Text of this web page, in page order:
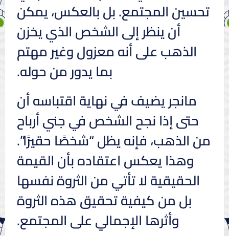
تحسين المجتمع. بل بالعكس، يمكن
أن ينظر إلى الشخص الذي يخزن
الذهب على أنه معزول وغير مهتم
بما يدور من حوله.
مانجر يضيف في نهاية اقتباسه أن
حتى إذا نجح الشخص في جني أرباح
من الذهب، فإنه يظل “شخصًا حقيرًا”.
وهذا يعكس اعتقاده بأن القيمة
الحقيقية لا تأتي من الثروة نفسها
بل من كيفية تحقيق هذه الثروة
وأثرها الإجمالي على المجتمع.